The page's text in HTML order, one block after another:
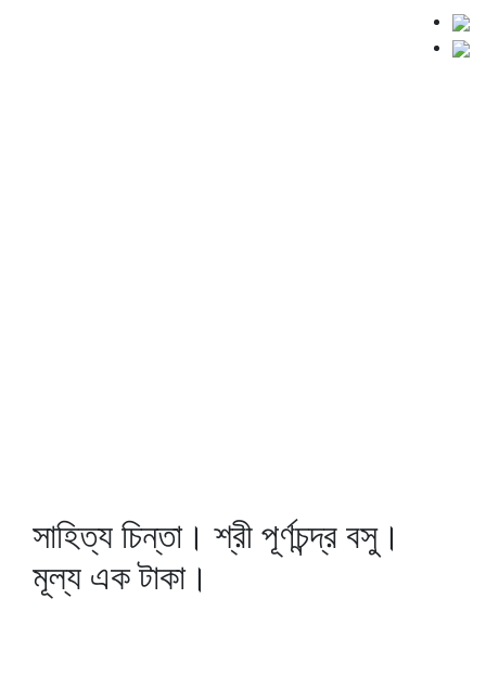
সাহিত্য চিন্তা। শ্রী পূর্ণচন্দ্র বসু।
মূল্য এক টাকা।